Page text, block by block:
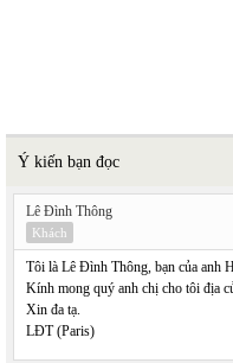
Ý kiến bạn đọc
Lê Đình Thông
Khách
Tôi là Lê Đình Thông, bạn của anh
Kính mong quý anh chị cho tôi địa
Xin đa tạ.
LĐT (Paris)